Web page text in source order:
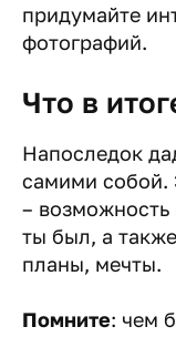
придумайте
фотографий.
Что в
Напоследок
самими собой.
–
ты был, а
планы, мечты.
Помните: чем